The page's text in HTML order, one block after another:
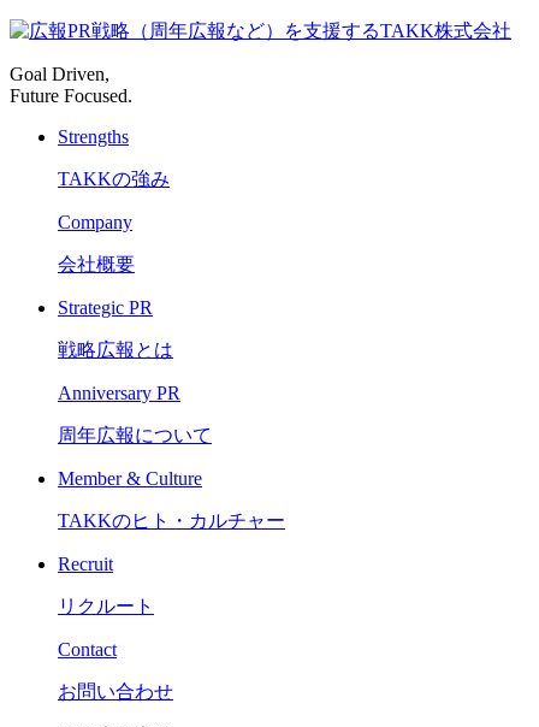
Goal Driven,
Future Focused.
Strengths
TAKKの強み
Company
会社概要
Strategic PR
戦略広報とは
Anniversary PR
周年広報について
Member & Culture
TAKKのヒト・カルチャー
Recruit
リクルート
Contact
お問い合わせ